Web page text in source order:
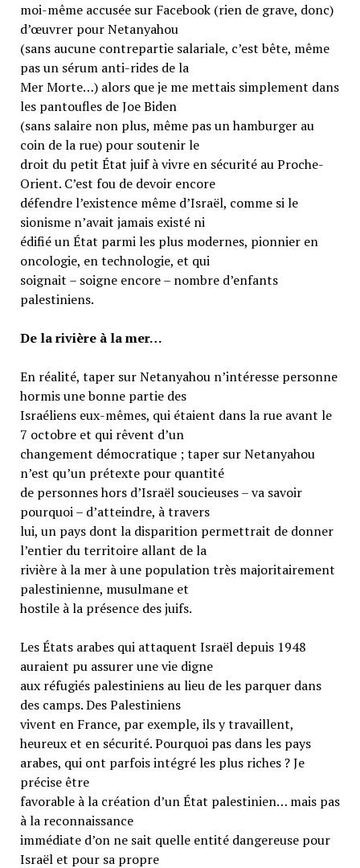
moi-même accusée sur Facebook (rien de grave, donc)
d’œuvrer pour Netanyahou
(sans aucune contrepartie salariale, c’est bête, même
pas un sérum anti-rides de la
Mer Morte…) alors que je me mettais simplement dans
les pantoufles de Joe Biden
(sans salaire non plus, même pas un hamburger au
coin de la rue) pour soutenir le
droit du petit État juif à vivre en sécurité au Proche-
Orient. C’est fou de devoir encore
défendre l’existence même d’Israël, comme si le
sionisme n’avait jamais existé ni
édifié un État parmi les plus modernes, pionnier en
oncologie, en technologie, et qui
soignait – soigne encore – nombre d’enfants
palestiniens.
De la rivière à la mer…
En réalité, taper sur Netanyahou n’intéresse personne
hormis une bonne partie des
Israéliens eux-mêmes, qui étaient dans la rue avant le
7 octobre et qui rêvent d’un
changement démocratique ; taper sur Netanyahou
n’est qu’un prétexte pour quantité
de personnes hors d’Israël soucieuses – va savoir
pourquoi – d’atteindre, à travers
lui, un pays dont la disparition permettrait de donner
l’entier du territoire allant de la
rivière à la mer à une population très majoritairement
palestinienne, musulmane et
hostile à la présence des juifs.
Les États arabes qui attaquent Israël depuis 1948
auraient pu assurer une vie digne
aux réfugiés palestiniens au lieu de les parquer dans
des camps. Des Palestiniens
vivent en France, par exemple, ils y travaillent,
heureux et en sécurité. Pourquoi pas dans les pays
arabes, qui ont parfois intégré les plus riches ? Je
précise être
favorable à la création d’un État palestinien… mais pas
à la reconnaissance
immédiate d’on ne sait quelle entité dangereuse pour
Israël et pour sa propre